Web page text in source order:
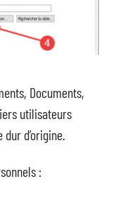
Documents,
utilisateurs
d’origine.
: